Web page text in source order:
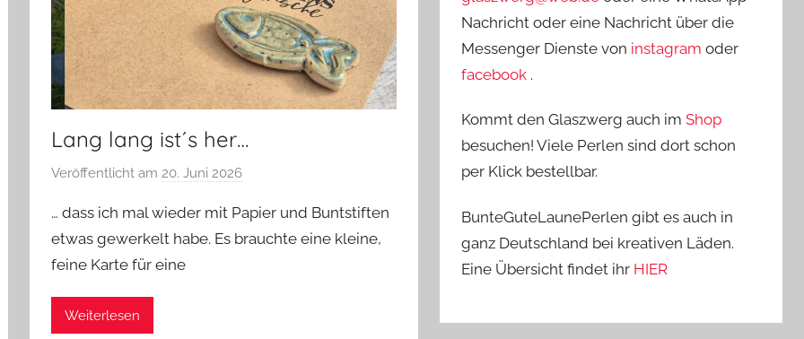
Lang lang ist´s her…
Veröffentlicht am20. Juni 2026
n
G
… dass ich mal wieder mit Papier und Buntstiften
etwas gewerkelt habe. Es brauchte eine kleine,
feine Karte für eine
Weiterlesen
Nachricht oder eine Nachricht über die
Messenger Dienste von instagram oder
facebook .
Kommt den Glaszwerg auch imShop
besuchen! Viele Perlen sind dort schon
per Klick bestellbar.
BunteGuteLaunePerlen gibt es auch in
ganz Deutschland bei kreativen Läden.
Eine Übersicht findet ihr HIER